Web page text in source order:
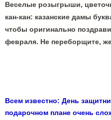
Веселые розыгрыши,
кан-кан: казанские дамы
чтобы оригинально
февраля. Не переборщите,
Всем известно: День
подарочном плане очень